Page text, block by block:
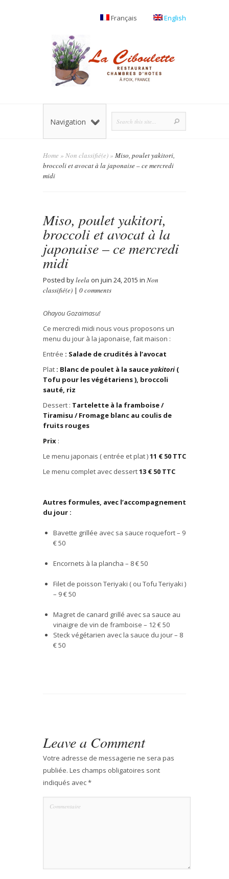
Français English
Navigation
Home » Non classifié(e)» Miso, poulet yakitori,
broccoli et avocat à la japonaise – ce mercredi
midi
Miso, poulet yakitori,
broccoli et avocat à la
japonaise – ce mercredi
midi
Posted byleela on juin 24, 2015 in Non
classifié(e) | 0 comments
Ohayou Gozaimasu!
Ce mercredi midi nous vous proposons un
menu du jour à la japonaise, fait maison :
Entrée : Salade de crudités à l’avocat
Plat : Blanc de poulet à la sauceyakitori (
Tofu pour les végétariens ), broccoli
sauté, riz
Dessert : Tartelette à la framboise /
Tiramisu /Fromage blanc au coulis de
fruits rouges
Prix :
Le menu japonais ( entrée et plat )11 € 50 TTC
Le menu complet avec dessert13 € 50 TTC
Autres formules, avec l’accompagnement
du jour :
Bavette grillée avec sa sauce roquefort – 9
€50
Encornets à la plancha – 8€ 50
Filet de poisson Teriyaki ( ou Tofu Teriyaki )
– 9€ 50
Magret de canard grillé avec sa sauce au
vinaigre de vin de framboise – 12€ 50
Steck végétarien avec la sauce du jour – 8
€ 50
Leave a Comment
Votre adresse de messagerie ne sera pas
publiée. Les champs obligatoires sont
indiqués avec*